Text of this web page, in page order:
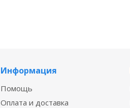
Информация
Помощь
Оплата и доставка